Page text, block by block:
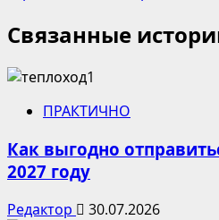
Связанные
ПРАКТИЧНО
Как выгодно
2027 году
Редактор 30.07.2026